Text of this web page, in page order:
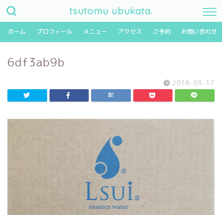
tsutomu ubukata.
ホーム プロフィール メニュー アクセス ご予約 お問い合わせ
6df3ab9b
2018-03-17